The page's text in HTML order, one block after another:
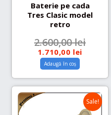
Baterie pe cada
Tres Clasic model
retro
2.600,00lei
1.710,00 lei
Adaugă în coș
Sale!